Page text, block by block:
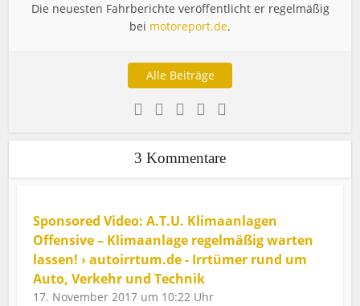
Die neuesten Fahrberichte veröffentlicht er regelmäßig
bei motoreport.de.
Alle Beiträge
3 Kommentare
Sponsored Video: A.T.U. Klimaanlagen
Offensive – Klimaanlage regelmäßig warten
lassen! › autoirrtum.de - Irrtümer rund um
Auto, Verkehr und Technik
17. November 2017 um 10:22 Uhr